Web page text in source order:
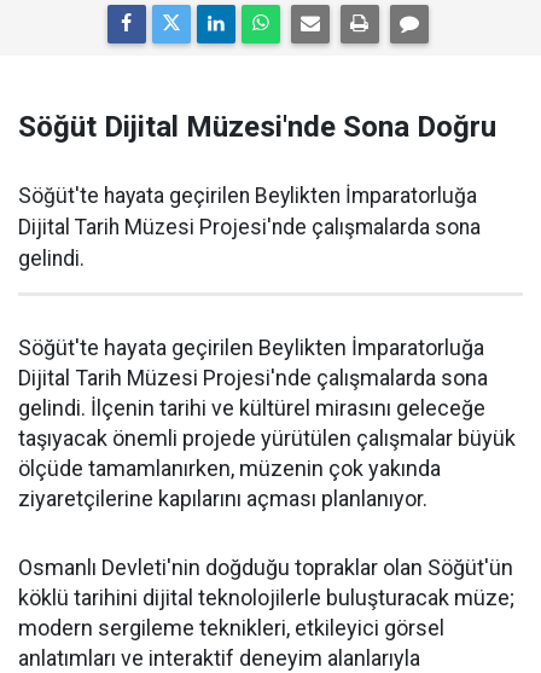
Söğüt Dijital Müzesi'nde Sona Doğru
Söğüt'te hayata geçirilen Beylikten İmparatorluğa
Dijital Tarih Müzesi Projesi'nde çalışmalarda sona
gelindi.
Söğüt'te hayata geçirilen Beylikten İmparatorluğa
Dijital Tarih Müzesi Projesi'nde çalışmalarda sona
gelindi. İlçenin tarihi ve kültürel mirasını geleceğe
taşıyacak önemli projede yürütülen çalışmalar büyük
ölçüde tamamlanırken, müzenin çok yakında
ziyaretçilerine kapılarını açması planlanıyor.
Osmanlı Devleti'nin doğduğu topraklar olan Söğüt'ün
köklü tarihini dijital teknolojilerle buluşturacak müze;
modern sergileme teknikleri, etkileyici görsel
anlatımları ve interaktif deneyim alanlarıyla